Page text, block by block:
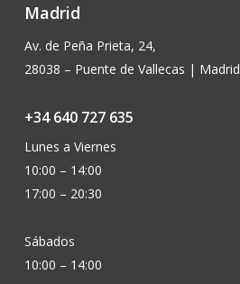
Madrid
Av. de Peña Prieta, 24,
28038 – Puente de Vallecas | Madrid
+34 640 727 635
Lunes a Viernes
10:00 – 14:00
17:00 – 20:30
Sábados
10:00 – 14:00